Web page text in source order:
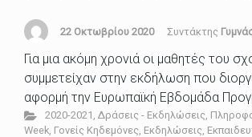
22 Οκτωβρίου 2020 Συντάκτης
Για μια ακόμη χρονιά οι μαθητές του
συμμετείχαν στην εκδήλωση που
αφορμή την Ευρωπαϊκή Εβδομάδα
2020-2021 , Δράσεις - Εκδηλώσεις,
Week, Γονείς Κηδεμόνες, Εκδηλώσεις,